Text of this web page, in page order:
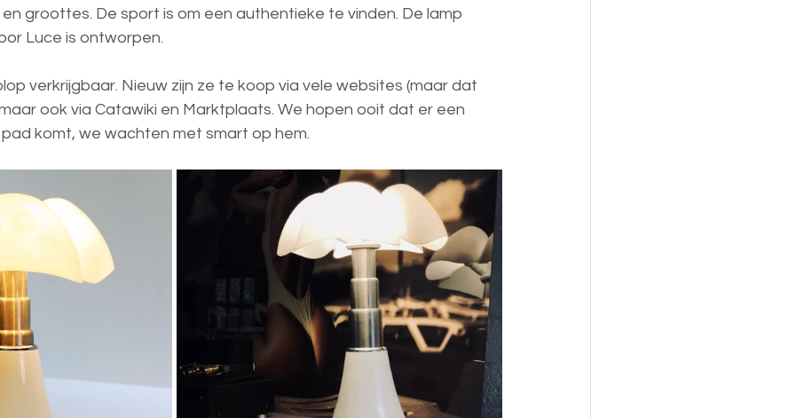
groottes. De sport is om een authentieke te vinden. De lamp
Luce is ontworpen.
verkrijgbaar. Nieuw zijn ze te koop via vele websites (maar dat
ook via Catawiki en Marktplaats. We hopen ooit dat er een
komt, we wachten met smart op hem.